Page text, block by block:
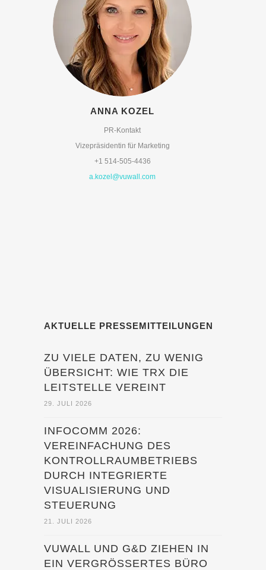
ANNA KOZEL
PR-Kontakt
Vizepräsidentin für Marketing
+1 514-505-4436
a.kozel@vuwall.com
AKTUELLE PRESSEMITTEILUNGEN
ZU VIELE DATEN, ZU WENIG
ÜBERSICHT: WIE TRX DIE
LEITSTELLE VEREINT
29. JULI 2026
INFOCOMM 2026:
VEREINFACHUNG DES
KONTROLLRAUMBETRIEBS
DURCH INTEGRIERTE
VISUALISIERUNG UND
STEUERUNG
21. JULI 2026
VUWALL UND G&D ZIEHEN IN
EIN VERGRÖSSERTES BÜRO U